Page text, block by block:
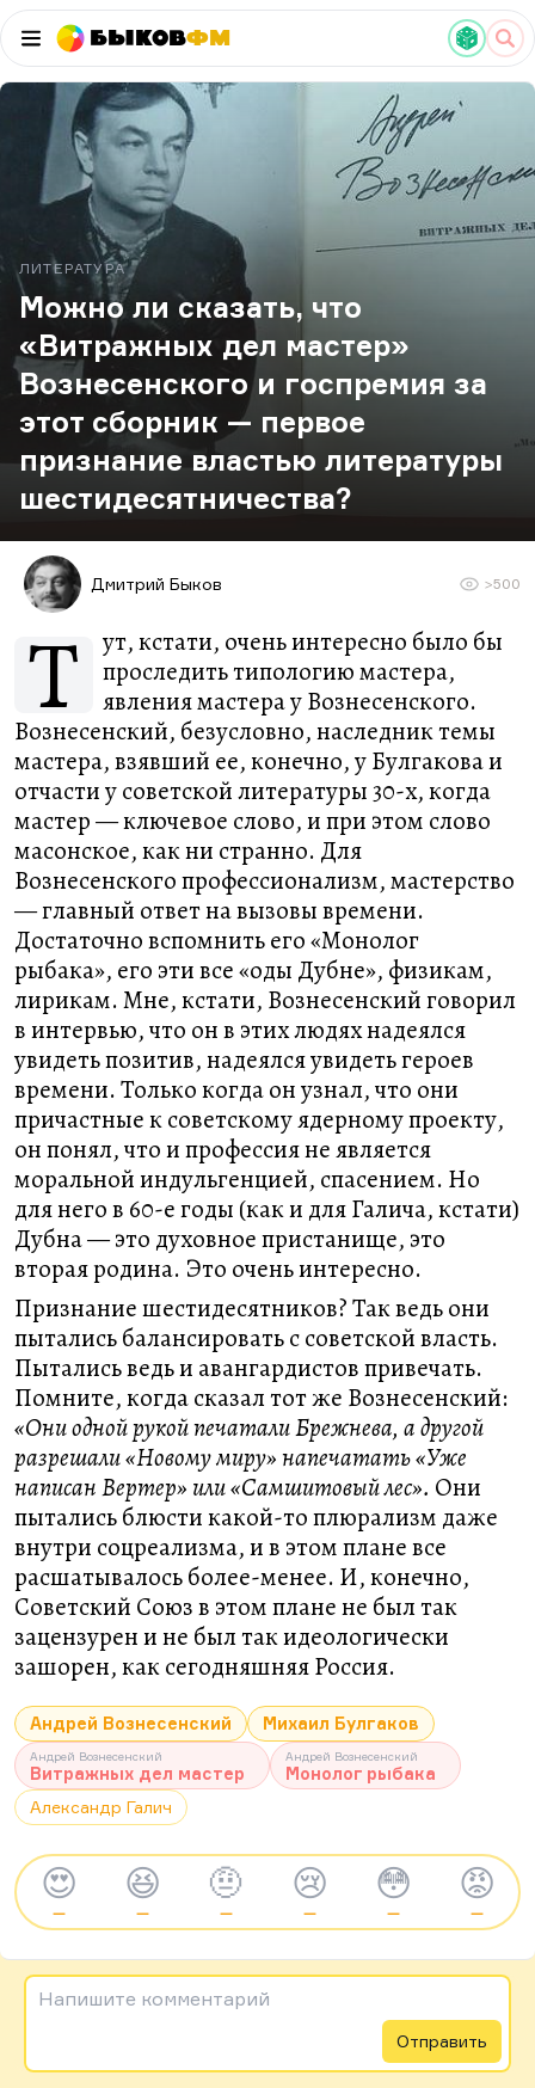
БыковФМ
ЛИТЕРАТУРА
Можно ли сказать, что
«Витражных дел мастер»
Вознесенского и госпремия за
этот сборник — первое
признание властью литературы
шестидесятничества?
Дмитрий Быков >500
Т
ут, кстати, очень интересно было бы
проследить типологию мастера,
явления мастера у Вознесенского.
Вознесенский, безусловно, наследник темы
мастера, взявший ее, конечно, у Булгакова и
отчасти у советской литературы 30-х, когда
мастер — ключевое слово, и при этом слово
масонское, как ни странно. Для
Вознесенского профессионализм, мастерство
— главный ответ на вызовы времени.
Достаточно вспомнить его «Монолог
рыбака», его эти все «оды Дубне», физикам,
лирикам. Мне, кстати, Вознесенский говорил
в интервью, что он в этих людях надеялся
увидеть позитив, надеялся увидеть героев
времени. Только когда он узнал, что они
причастные к советскому ядерному проекту,
он понял, что и профессия не является
моральной индульгенцией, спасением. Но
для него в 60-е годы (как и для Галича, кстати)
Дубна — это духовное пристанище, это
вторая родина. Это очень интересно.
Признание шестидесятников? Так ведь они
пытались балансировать с советской власть.
Пытались ведь и авангардистов привечать.
Помните, когда сказал тот же Вознесенский:
«Они одной рукой печатали Брежнева, а другой
разрешали «Новому миру» напечатать «Уже
написан Вертер» или «Самшитовый лес». Они
пытались блюсти какой-то плюрализм даже
внутри соцреализма, и в этом плане все
расшатывалось более-менее. И, конечно,
Советский Союз в этом плане не был так
зацензурен и не был так идеологически
зашорен, как сегодняшняя Россия.
Андрей Вознесенский Михаил Булгаков
Андрей Вознесенский
Витражных дел мастер
Андрей Вознесенский
Монолог рыбака
Александр Галич
😍
—
😆
—
🤨
—
😢
—
😳
—
😡
—
Напишите комментарий
Отправить